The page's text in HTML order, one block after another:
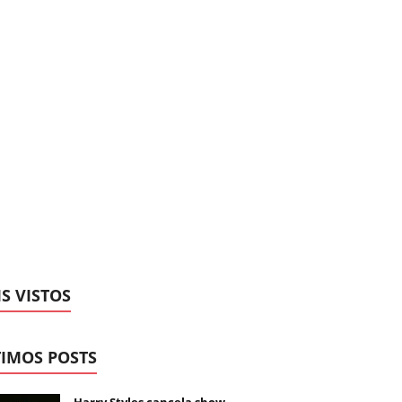
VISTOS
POSTS